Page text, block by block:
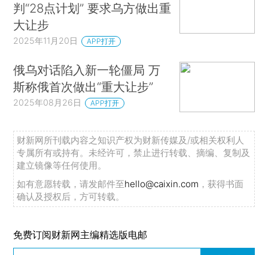
判“28点计划” 要求乌方做出重
大让步
2025年11月20日 APP打开
俄乌对话陷入新一轮僵局 万
斯称俄首次做出“重大让步”
2025年08月26日 APP打开
财新网所刊载内容之知识产权为财新传媒及/或相关权利人
专属所有或持有。未经许可，禁止进行转载、摘编、复制及
建立镜像等任何使用。
如有意愿转载，请发邮件至hello@caixin.com ，获得书面
确认及授权后，方可转载。
免费订阅财新网主编精选版电邮